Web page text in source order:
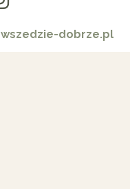
dobrze.pl